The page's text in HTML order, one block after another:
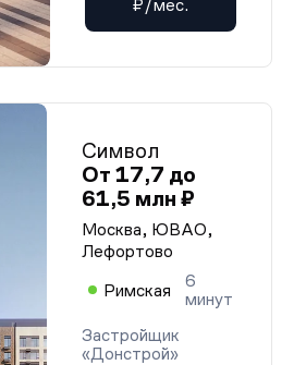
₽/мес.
Символ
От 17,7 до
61,5 млн ₽
Москва, ЮВАО,
Лефортово
Римская
6
минут
Застройщик
«Донстрой»